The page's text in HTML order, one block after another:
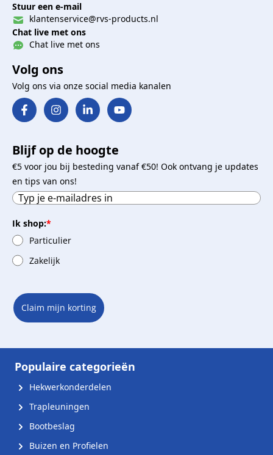
Stuur een e-mail
klantenservice@rvs-products.nl
Chat live met ons
Chat live met ons
Volg ons
Volg ons via onze social media kanalen
Blijf op de hoogte
€5 voor jou bij besteding vanaf €50! Ook ontvang je updates
en tips van ons!
Ik shop:*
Particulier
Zakelijk
Claim mijn korting
Populaire categorieën
Hekwerkonderdelen
Trapleuningen
Bootbeslag
Buizen en Profielen